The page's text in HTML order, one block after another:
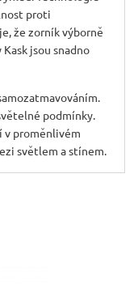
proti
že zorník výborně
jsou snadno
podmínky.
v proměnlivém
světlem a stínem.